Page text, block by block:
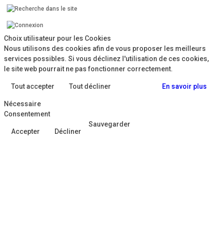
Choix utilisateur pour les Cookies
Nous utilisons des cookies afin de vous proposer les meilleurs
services possibles. Si vous déclinez l'utilisation de ces cookies,
le site web pourrait ne pas fonctionner correctement.
Tout accepter Tout décliner En savoir plus
Nécessaire
Consentement
Accepter Décliner
Sauvegarder